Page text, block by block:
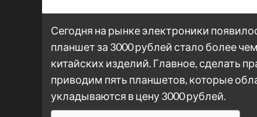
Сегодня на рынке электроники
планшет за 3000 рублей стало более
китайских изделий. Главное, сделать
приводим пять планшетов, которые
укладываются в цену 3000 рублей.